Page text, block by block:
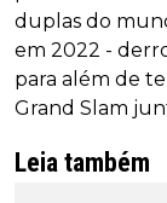
duplas do
em 2022 -
para além de
Grand Slam
Leia também